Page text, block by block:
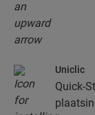
Uniclic
Quick-